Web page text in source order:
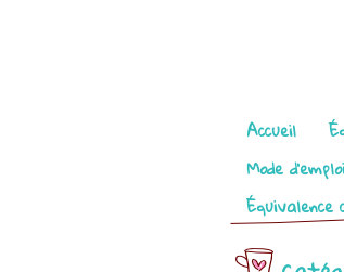
Pages
Accueil
Mode
Équivalence